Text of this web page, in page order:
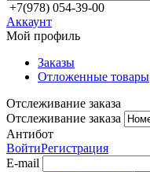
+7(978) 054-39-00
Аккаунт
Мой профиль
Заказы
Отложенные товары
Отслеживание заказа
Отслеживание заказа
Антибот
ВойтиРегистрация
E-mail